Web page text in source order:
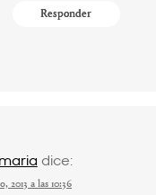
Responder
maria dice:
2013 a las 10:36